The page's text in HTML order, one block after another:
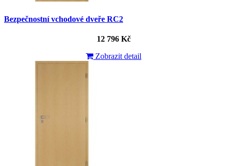
Bezpečnostní vchodové dveře RC2
12 796 Kč
Zobrazit detail